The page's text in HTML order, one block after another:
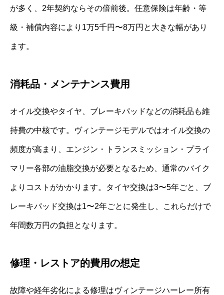
が多く、2年契約ならその倍前後。任意保険は年齢・等
級・補償内容により1万5千円〜8万円と大きな幅があり
ます。
消耗品・メンテナンス費用
オイル交換やタイヤ、ブレーキパッドなどの消耗品も維
持費の中核です。ヴィンテージモデルではオイル交換の
頻度が高まり、エンジン・トランスミッション・プライ
マリー各部の油脂交換が必要となるため、通常のバイク
よりコストがかかります。タイヤ交換は3〜5年ごと、ブ
レーキパッド交換は1〜2年ごとに発生し、これらだけで
年間数万円の負担となります。
修理・レストア的費用の想定
故障や経年劣化による修理はヴィンテージハーレー所有